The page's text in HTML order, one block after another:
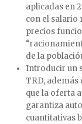
aplicadas en
con el salario
precios
de la
Introducir un
TRD, además
que la oferta
garantiza
cuantitativas